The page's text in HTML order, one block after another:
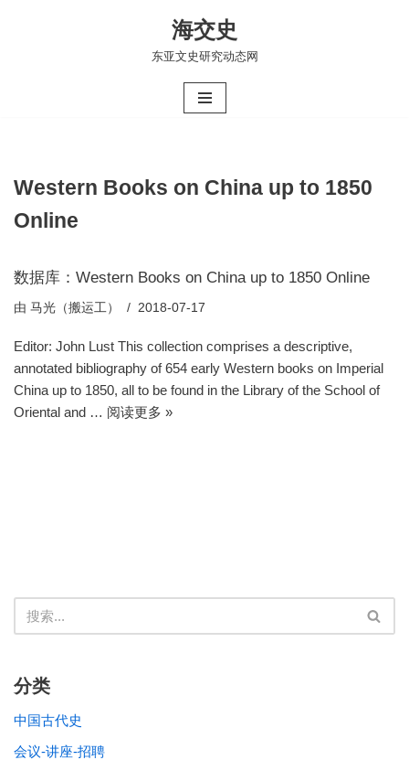
海交史
东亚文史研究动态网
Western Books on China up to 1850
Online
数据库：Western Books on China up to 1850 Online
由 马光（搬运工） 2018-07-17
Editor: John Lust This collection comprises a descriptive,
annotated bibliography of 654 early Western books on Imperial
China up to 1850, all to be found in the Library of the School of
Oriental and … 阅读更多 »
分类
中国古代史
会议-讲座-招聘